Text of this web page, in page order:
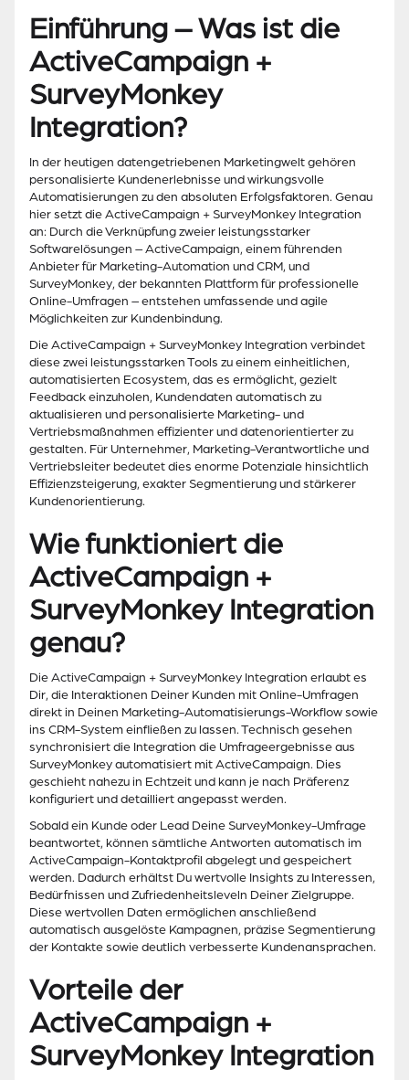
Einführung – Was ist die
ActiveCampaign +
SurveyMonkey
Integration?
In der heutigen datengetriebenen Marketingwelt gehören
personalisierte Kundenerlebnisse und wirkungsvolle
Automatisierungen zu den absoluten Erfolgsfaktoren. Genau
hier setzt die ActiveCampaign + SurveyMonkey Integration
an: Durch die Verknüpfung zweier leistungsstarker
Softwarelösungen – ActiveCampaign, einem führenden
Anbieter für Marketing-Automation und CRM, und
SurveyMonkey, der bekannten Plattform für professionelle
Online-Umfragen – entstehen umfassende und agile
Möglichkeiten zur Kundenbindung.
Die ActiveCampaign + SurveyMonkey Integration verbindet
diese zwei leistungsstarken Tools zu einem einheitlichen,
automatisierten Ecosystem, das es ermöglicht, gezielt
Feedback einzuholen, Kundendaten automatisch zu
aktualisieren und personalisierte Marketing- und
Vertriebsmaßnahmen effizienter und datenorientierter zu
gestalten. Für Unternehmer, Marketing-Verantwortliche und
Vertriebsleiter bedeutet dies enorme Potenziale hinsichtlich
Effizienzsteigerung, exakter Segmentierung und stärkerer
Kundenorientierung.
Wie funktioniert die
ActiveCampaign +
SurveyMonkey Integration
genau?
Die ActiveCampaign + SurveyMonkey Integration erlaubt es
Dir, die Interaktionen Deiner Kunden mit Online-Umfragen
direkt in Deinen Marketing-Automatisierungs-Workflow sowie
ins CRM-System einfließen zu lassen. Technisch gesehen
synchronisiert die Integration die Umfrageergebnisse aus
SurveyMonkey automatisiert mit ActiveCampaign. Dies
geschieht nahezu in Echtzeit und kann je nach Präferenz
konfiguriert und detailliert angepasst werden.
Sobald ein Kunde oder Lead Deine SurveyMonkey-Umfrage
beantwortet, können sämtliche Antworten automatisch im
ActiveCampaign-Kontaktprofil abgelegt und gespeichert
werden. Dadurch erhältst Du wertvolle Insights zu Interessen,
Bedürfnissen und Zufriedenheitsleveln Deiner Zielgruppe.
Diese wertvollen Daten ermöglichen anschließend
automatisch ausgelöste Kampagnen, präzise Segmentierung
der Kontakte sowie deutlich verbesserte Kundenansprachen.
Vorteile der
ActiveCampaign +
SurveyMonkey Integration